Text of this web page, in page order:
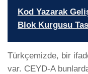
Kod Yazarak
Blok Kurgusu
Türkçemizde, bir
var. CEYD-A